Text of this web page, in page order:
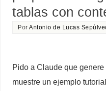
tablas con
PorAntonio de Lucas
Pido a Claude que
muestre un ejemplo